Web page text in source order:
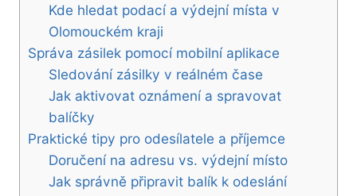
Kde hledat podací a výdejní místa v
Olomouckém kraji
Správa zásilek pomocí mobilní aplikace
Sledování zásilky v reálném čase
Jak aktivovat oznámení a spravovat
balíčky
Praktické tipy pro odesílatele a příjemce
Doručení na adresu vs. výdejní místo
Jak správně připravit balík k odeslání